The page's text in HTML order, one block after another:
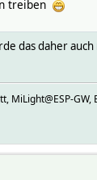
treiben
das daher
MiLight@ESP-